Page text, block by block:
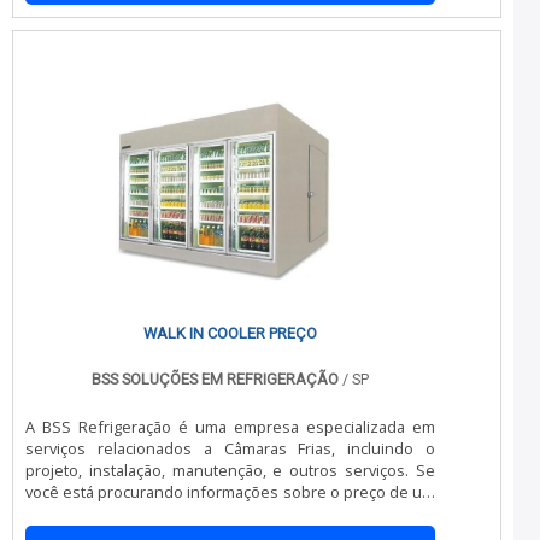
WALK IN COOLER PREÇO
BSS SOLUÇÕES EM REFRIGERAÇÃO / SP
A BSS Refrigeração é uma empresa especializada em
serviços relacionados a Câmaras Frias, incluindo o
projeto, instalação, manutenção, e outros serviços. Se
você está procurando informações sobre o preço de um
in cooler, também conhecido como câmara fria modular,